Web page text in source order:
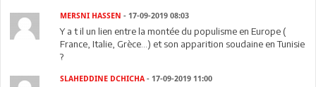
MERSNI HASSEN - 17-09-2019 08:03
Y a t il un lien entre la montée du populisme en Europe (
France, Italie, Grèce...) et son apparition soudaine en Tunisie
?
SLAHEDDINE DCHICHA - 17-09-2019 11:00